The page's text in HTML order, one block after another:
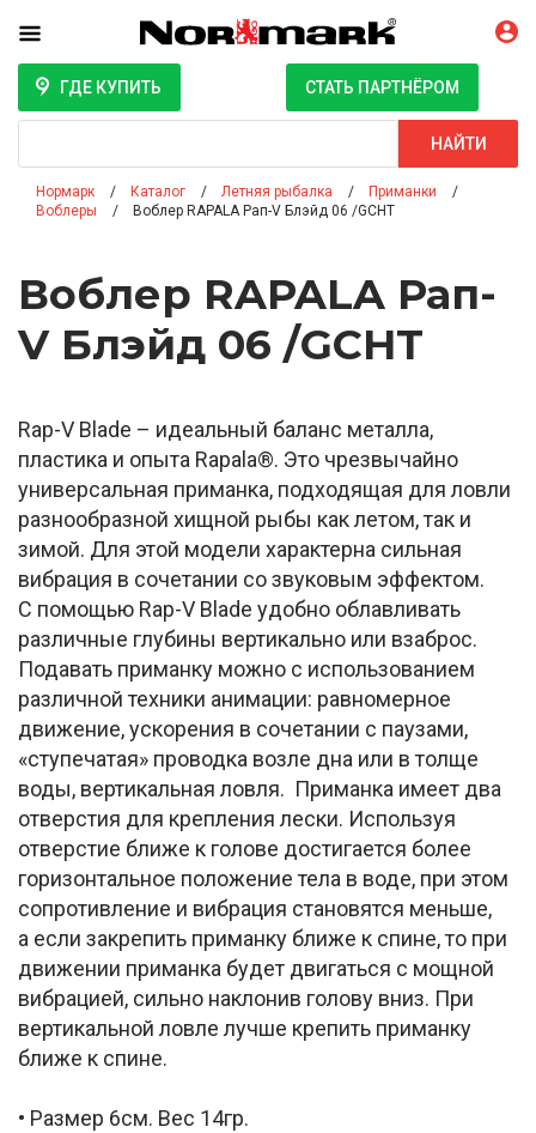
ГДЕ КУПИТЬ СТАТЬ ПАРТНЁРОМ
НАЙТИ
Нормарк Каталог Летняя рыбалка
Приманки
Воблеры
Воблер RAPALA Рап-V Блэйд 06 /GCHT
Воблер RAPALA Рап-
V Блэйд 06 /GCHT
Rap-V Blade – идеальный баланс металла,
пластика и опыта Rapala®. Это чрезвычайно
универсальная приманка, подходящая для ловли
разнообразной хищной рыбы как летом, так и
зимой. Для этой модели характерна сильная
вибрация в сочетании со звуковым эффектом.
С помощью Rap-V Blade удобно облавливать
различные глубины вертикально или взаброс.
Подавать приманку можно с использованием
различной техники анимации: равномерное
движение, ускорения в сочетании с паузами,
«ступечатая» проводка возле дна или в толще
воды, вертикальная ловля. Приманка имеет два
отверстия для крепления лески. Используя
отверстие ближе к голове достигается более
горизонтальное положение тела в воде, при этом
сопротивление и вибрация становятся меньше,
а если закрепить приманку ближе к спине, то при
движении приманка будет двигаться с мощной
вибрацией, сильно наклонив голову вниз. При
вертикальной ловле лучше крепить приманку
ближе к спине.
• Размер 6см. Вес 14гр.